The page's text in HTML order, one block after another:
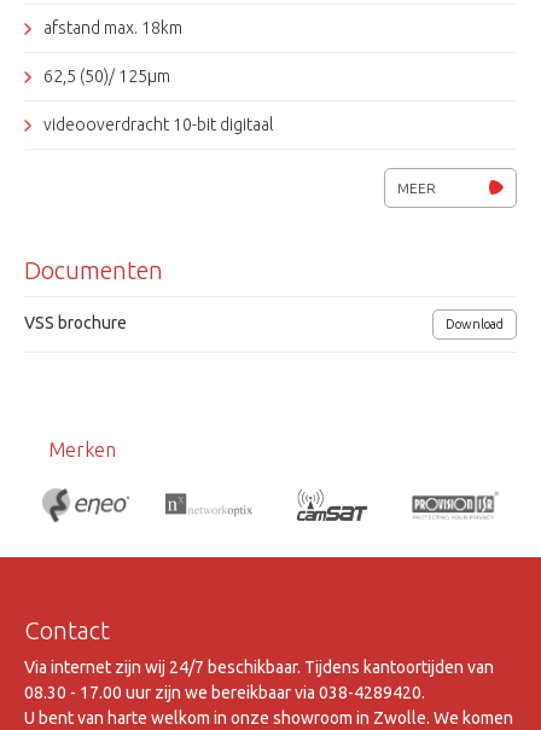
afstand max. 18km
62,5 (50)/ 125µm
videooverdracht 10-bit digitaal
afmetingen (bxhxd) 122x127x56mm
MEER
Documenten
VSS brochure Download
Merken
Contact
Via internet zijn wij 24/7 beschikbaar. Tijdens kantoortijden van
08.30 - 17.00 uur zijn we bereikbaar via 038-4289420.
U bent van harte welkom in onze showroom in Zwolle. We komen